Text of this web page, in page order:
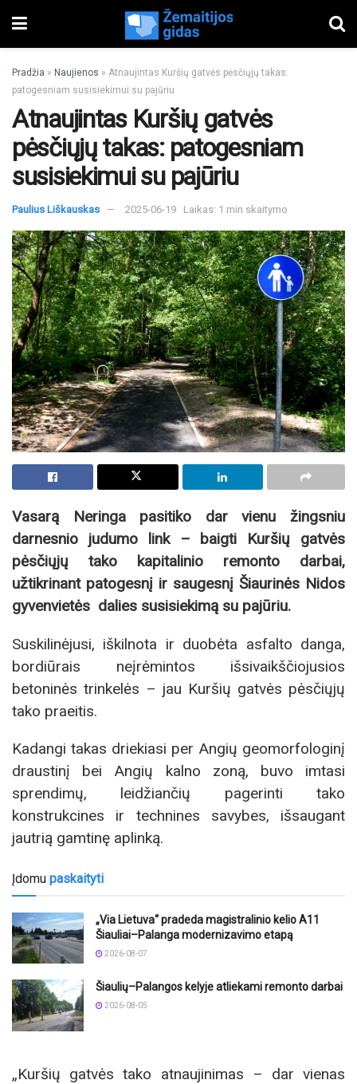
Pradžia » Naujienos » Atnaujintas Kuršių gatvės pėsčiųjų takas:
patogesniam susisiekimui su pajūriu
Atnaujintas Kuršių gatvės
pėsčiųjų takas: patogesniam
susisiekimui su pajūriu
Paulius Liškauskas 2025-06-19 Laikas: 1 min skaitymo
Vasarą Neringa pasitiko dar vienu žingsniu
darnesnio judumo link – baigti Kuršių gatvės
pėsčiųjų tako kapitalinio remonto darbai,
užtikrinant patogesnį ir saugesnį Šiaurinės Nidos
gyvenvietės dalies susisiekimą su pajūriu.
Suskilinėjusi, iškilnota ir duobėta asfalto danga,
bordiūrais neįrėmintos išsivaikščiojusios
betoninės trinkelės – jau Kuršių gatvės pėsčiųjų
tako praeitis.
Kadangi takas driekiasi per Angių geomorfologinį
draustinį bei Angių kalno zoną, buvo imtasi
sprendimų, leidžiančių pagerinti tako
konstrukcines ir technines savybes, išsaugant
jautrią gamtinę aplinką.
Įdomu paskaityti
„Via Lietuva“ pradeda magistralinio kelio A11
Šiauliai–Palanga modernizavimo etapą
2026-08-07
Šiaulių–Palangos kelyje atliekami remonto darbai
2026-08-05
„Kuršių gatvės tako atnaujinimas – dar vienas